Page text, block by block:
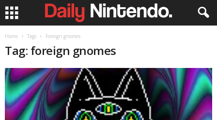
Home Tags Foreign gnomes
Tag: foreign gnomes